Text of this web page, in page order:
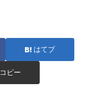
はてブ
コピー